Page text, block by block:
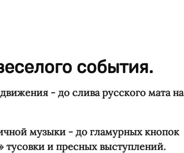
события.
- до слива русского мата на
музыки - до гламурных кнопок
тусовки и пресных выступлений.